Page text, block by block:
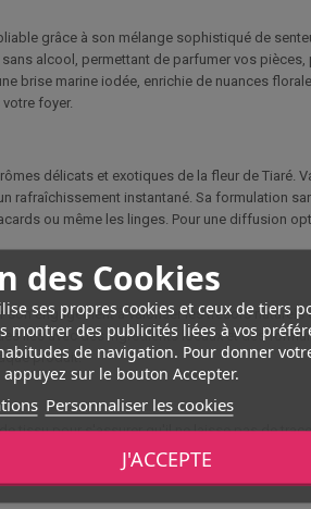
des Cookies
ses propres cookies et ceux de tiers
montrer des publicités liées à vos
de navigation. Pour donner
sur le bouton Accepter.
Personnaliser les cookies
J'ACCEPTE
grâce à son mélange sophistiqué de
alcool, permettant de parfumer vos pièces,
brise marine iodée, enrichie de nuances
foyer.
délicats et exotiques de la fleur de Tiaré.
rafraîchissement instantané. Sa formulation
ou même les linges. Pour une diffusion
engagement à valoriser les trésors naturels
îles avec des ingrédients locaux et des
produit.
tissu pour s'assurer qu'il ne laisse pas de